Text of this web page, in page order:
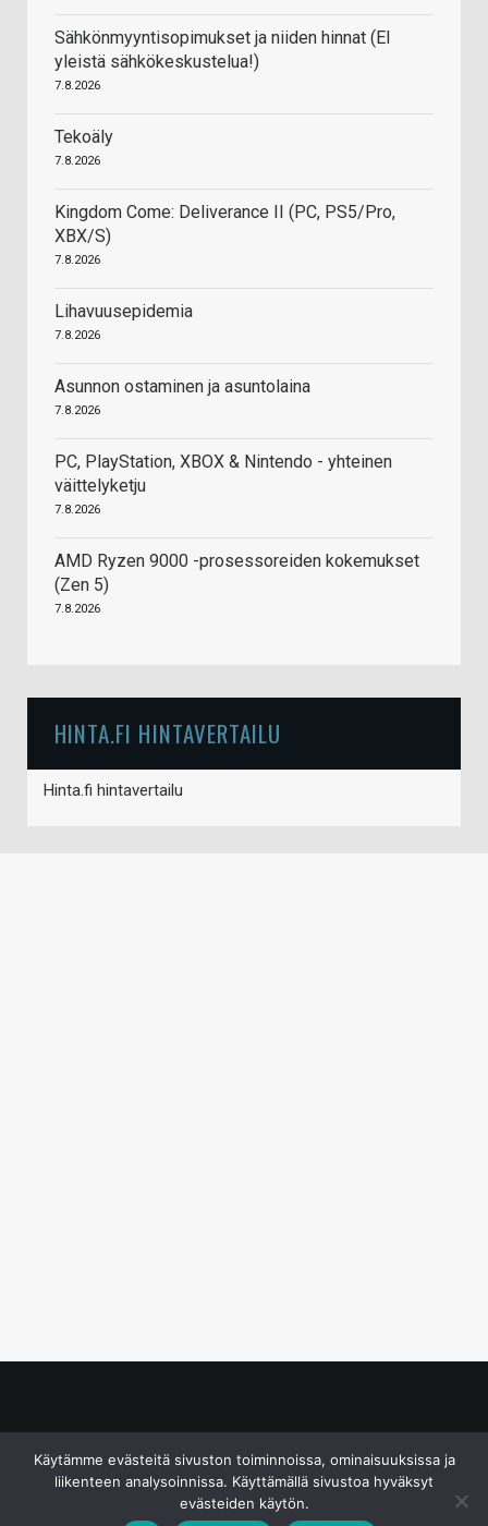
Sähkönmyyntisopimukset ja niiden hinnat (EI
yleistä sähkökeskustelua!)
7.8.2026
Tekoäly
7.8.2026
Kingdom Come: Deliverance II (PC, PS5/Pro,
XBX/S)
7.8.2026
Lihavuusepidemia
7.8.2026
Asunnon ostaminen ja asuntolaina
7.8.2026
PC, PlayStation, XBOX & Nintendo - yhteinen
väittelyketju
7.8.2026
AMD Ryzen 9000 -prosessoreiden kokemukset
(Zen 5)
7.8.2026
HINTA.FI HINTAVERTAILU
Hinta.fi hintavertailu
Käytämme evästeitä sivuston toiminnoissa, ominaisuuksissa ja
liikenteen analysoinnissa. Käyttämällä sivustoa hyväksyt
evästeiden käytön.